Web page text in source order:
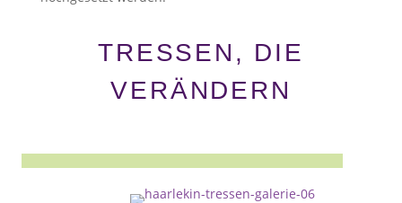
TRESSEN, DIE
VERÄNDERN